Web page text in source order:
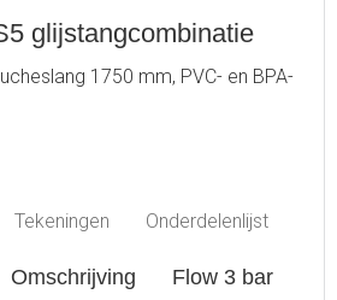
glijstangcombinatie
1750 mm, PVC- en BPA-
voor gebruik op
"Easy clean"
Tekeningen Onderdelenlijst
Omschrijving Flow 3 bar